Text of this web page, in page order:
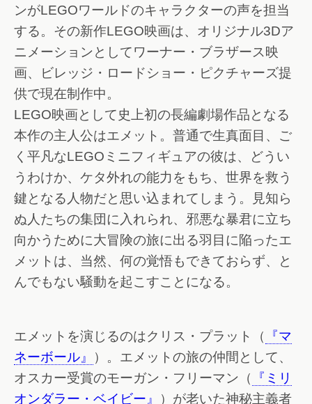
ンがLEGOワールドのキャラクターの声を担当
する。その新作LEGO映画は、オリジナル3Dア
ニメーションとしてワーナー・ブラザース映
画、ビレッジ・ロードショー・ピクチャーズ提
供で現在制作中。
LEGO映画として史上初の長編劇場作品となる
本作の主人公はエメット。普通で生真面目、ご
く平凡なLEGOミニフィギュアの彼は、どうい
うわけか、ケタ外れの能力をもち、世界を救う
鍵となる人物だと思い込まれてしまう。見知ら
ぬ人たちの集団に入れられ、邪悪な暴君に立ち
向かうために大冒険の旅に出る羽目に陥ったエ
メットは、当然、何の覚悟もできておらず、と
んでもない騒動を起こすことになる。
エメットを演じるのはクリス・プラット（
『マ
ネーボール』
）。エメットの旅の仲間として、
オスカー受賞のモーガン・フリーマン（
『ミリ
オンダラー・ベイビー』
）が老いた神秘主義者